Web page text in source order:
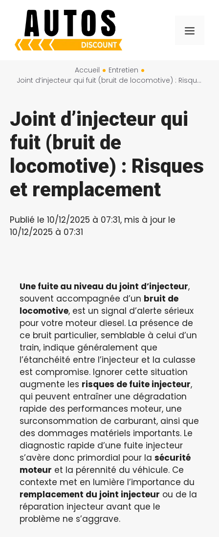
contenu
Menu
Accueil
Entretien
Joint d’injecteur qui fuit (bruit de locomotive) : Risques et remplacement
Joint d’injecteur qui
fuit (bruit de
locomotive) : Risques
et remplacement
Publié le 10/12/2025 à 07:31, mis à jour le
10/12/2025 à 07:31
Une fuite au niveau du joint d’injecteur,
souvent accompagnée d’un bruit de
locomotive, est un signal d’alerte sérieux
pour votre moteur diesel. La présence de
ce bruit particulier, semblable à celui d’un
train, indique généralement que
l’étanchéité entre l’injecteur et la culasse
est compromise. Ignorer cette situation
augmente les risques de fuite injecteur,
qui peuvent entraîner une dégradation
rapide des performances moteur, une
surconsommation de carburant, ainsi que
des dommages matériels importants. Le
diagnostic rapide d’une fuite injecteur
s’avère donc primordial pour la sécurité
moteur et la pérennité du véhicule. Ce
contexte met en lumière l’importance du
remplacement du joint injecteur ou de la
réparation injecteur avant que le
problème ne s’aggrave.